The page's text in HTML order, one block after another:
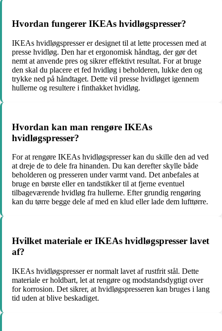
Hvordan fungerer IKEAs hvidløgspresser?
IKEAs hvidløgspresser er designet til at lette processen med at
presse hvidløg. Den har et ergonomisk håndtag, der gør det
nemt at anvende pres og sikrer effektivt resultat. For at bruge
den skal du placere et fed hvidløg i beholderen, lukke den og
trykke ned på håndtaget. Dette vil presse hvidløget igennem
hullerne og resultere i finthakket hvidløg.
Hvordan kan man rengøre IKEAs
hvidløgspresser?
For at rengøre IKEAs hvidløgspresser kan du skille den ad ved
at dreje de to dele fra hinanden. Du kan derefter skylle både
beholderen og presseren under varmt vand. Det anbefales at
bruge en børste eller en tandstikker til at fjerne eventuel
tilbageværende hvidløg fra hullerne. Efter grundig rengøring
kan du tørre begge dele af med en klud eller lade dem lufttørre.
Hvilket materiale er IKEAs hvidløgspresser lavet
af?
IKEAs hvidløgspresser er normalt lavet af rustfrit stål. Dette
materiale er holdbart, let at rengøre og modstandsdygtigt over
for korrosion. Det sikrer, at hvidløgspresseren kan bruges i lang
tid uden at blive beskadiget.